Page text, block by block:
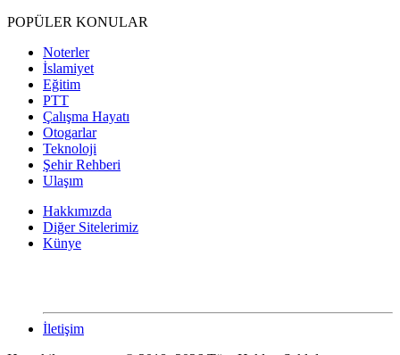
POPÜLER KONULAR
Noterler
İslamiyet
Eğitim
PTT
Çalışma Hayatı
Otogarlar
Teknoloji
Şehir Rehberi
Ulaşım
Hakkımızda
Diğer Sitelerimiz
Künye
İletişim